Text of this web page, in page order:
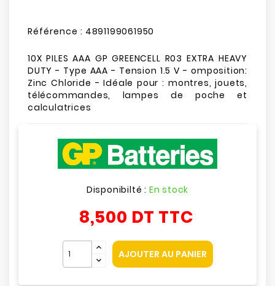
Référence : 4891199061950
10X PILES AAA GP GREENCELL R03 EXTRA HEAVY
DUTY - Type AAA - Tension 1.5 V - omposition:
Zinc Chloride - Idéale pour : montres, jouets,
télécommandes, lampes de poche et
calculatrices
Disponibilté : En stock
8,500 DT TTC
AJOUTER AU PANIER